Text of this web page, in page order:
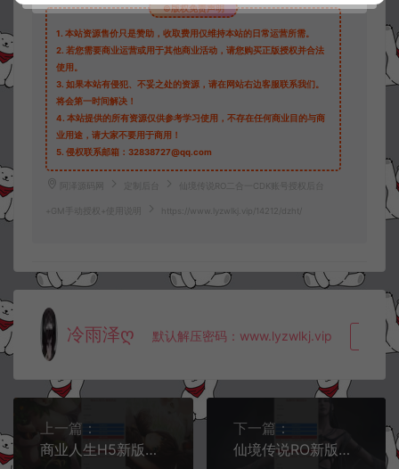
©版权免责声明
1. 本站资源售价只是赞助，收取费用仅维持本站的日常运营所需。
2. 若您需要商业运营或用于其他商业活动，请您购买正版授权并合法
使用。
3. 如果本站有侵犯、不妥之处的资源，请在网站右边客服联系我们。
将会第一时间解决！
4. 本站提供的所有资源仅供参考学习使用，不存在任何商业目的与商
业用途，请大家不要用于商用！
5. 侵权联系邮箱：32838727@qq.com
阿泽源码网 定制后台 仙境传说RO二合一CDK账号授权后台
+GM手动授权+使用说明 https://www.lyzwlkj.vip/14212/dzht/
冷雨泽ღ 默认解压密码：www.lyzwlkj.vip 复
上一篇：
商业人生H5新版二合一CDK角色授权后台+GM手动授权+使用说明
下一篇：
仙境传说RO新版二合一CDK账号授权后台+GM手动授权+使用说明